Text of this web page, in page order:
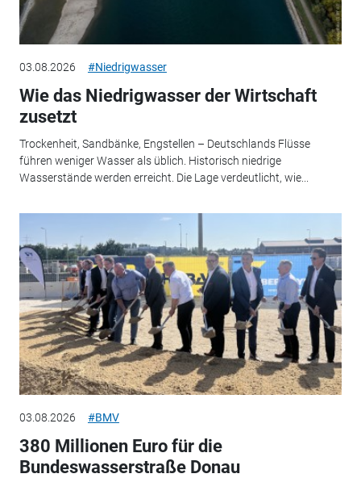
03.08.2026 #Niedrigwasser
Wie das Niedrigwasser der Wirtschaft
zusetzt
Trockenheit, Sandbänke, Engstellen – Deutschlands Flüsse
führen weniger Wasser als üblich. Historisch niedrige
Wasserstände werden erreicht. Die Lage verdeutlicht, wie...
03.08.2026 #BMV
380 Millionen Euro für die
Bundeswasserstraße Donau